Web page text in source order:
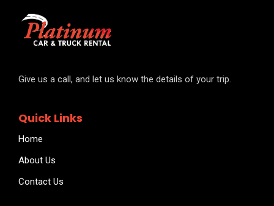
Give us a call, and let us know the details of your trip.
Quick Links
Home
About Us
Contact Us